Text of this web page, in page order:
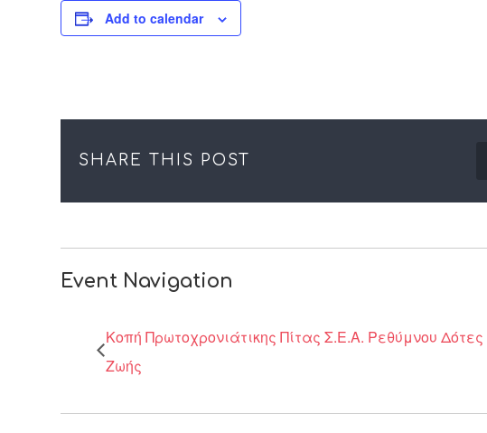
Add to calendar
SHARE THIS POST
Event Navigation
Κοπή Πρωτοχρονιάτικης Πίτας Σ.Ε.Α. Ρεθύμνου Δότες
Ζωής